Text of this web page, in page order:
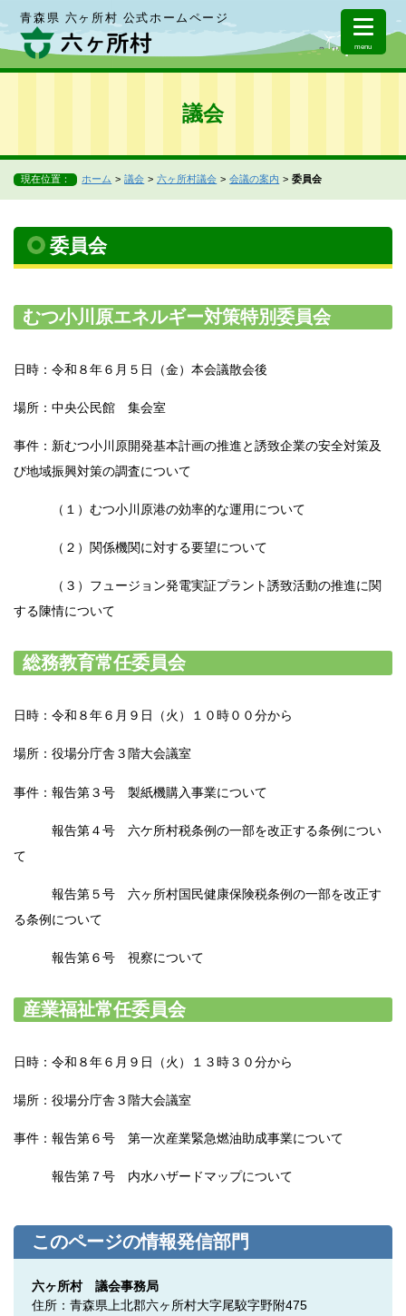
青森県 六ヶ所村 公式ホームページ
menu
議会
現在位置： ホーム 議会 六ヶ所村議会 会議の案内 委員会
委員会
むつ小川原エネルギー対策特別委員会
日時：令和８年６月５日（金）本会議散会後
場所：中央公民館 集会室
事件：新むつ小川原開発基本計画の推進と誘致企業の安全対策及
び地域振興対策の調査について
（１）むつ小川原港の効率的な運用について
（２）関係機関に対する要望について
（３）フュージョン発電実証プラント誘致活動の推進に関
する陳情について
総務教育常任委員会
日時：令和８年６月９日（火）１０時００分から
場所：役場分庁舎３階大会議室
事件：報告第３号 製紙機購入事業について
報告第４号 六ケ所村税条例の一部を改正する条例につい
て
報告第５号 六ヶ所村国民健康保険税条例の一部を改正す
る条例について
報告第６号 視察について
産業福祉常任委員会
日時：令和８年６月９日（火）１３時３０分から
場所：役場分庁舎３階大会議室
事件：報告第６号 第一次産業緊急燃油助成事業について
報告第７号 内水ハザードマップについて
このページの情報発信部門
六ヶ所村 議会事務局
住所：青森県上北郡六ヶ所村大字尾駮字野附475